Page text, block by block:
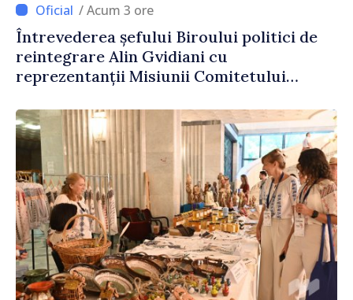
/ Acum 3 ore
Întrevederea șefului Biroului politici de
reintegrare Alin Gvidiani cu
reprezentanții Misiunii Comitetului